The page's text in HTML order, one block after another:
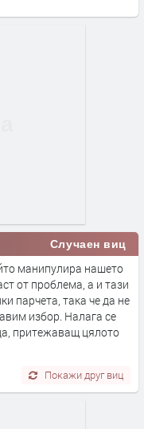
Случаен виц
манипулира нашето
от проблема, а и тази
парчета, така че да не
избор. Налага се
притежаващ цялото
Покажи друг виц